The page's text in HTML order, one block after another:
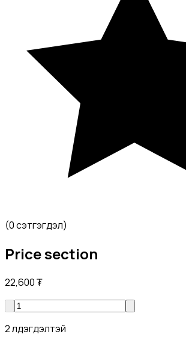
(0 сэтгэгдэл)
Price section
22,600₮
2 үлдэгдэлтэй